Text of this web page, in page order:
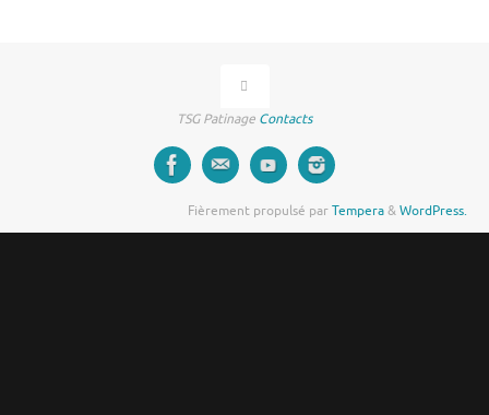
TSG Patinage Contacts
Fièrement propulsé parTempera&WordPress.